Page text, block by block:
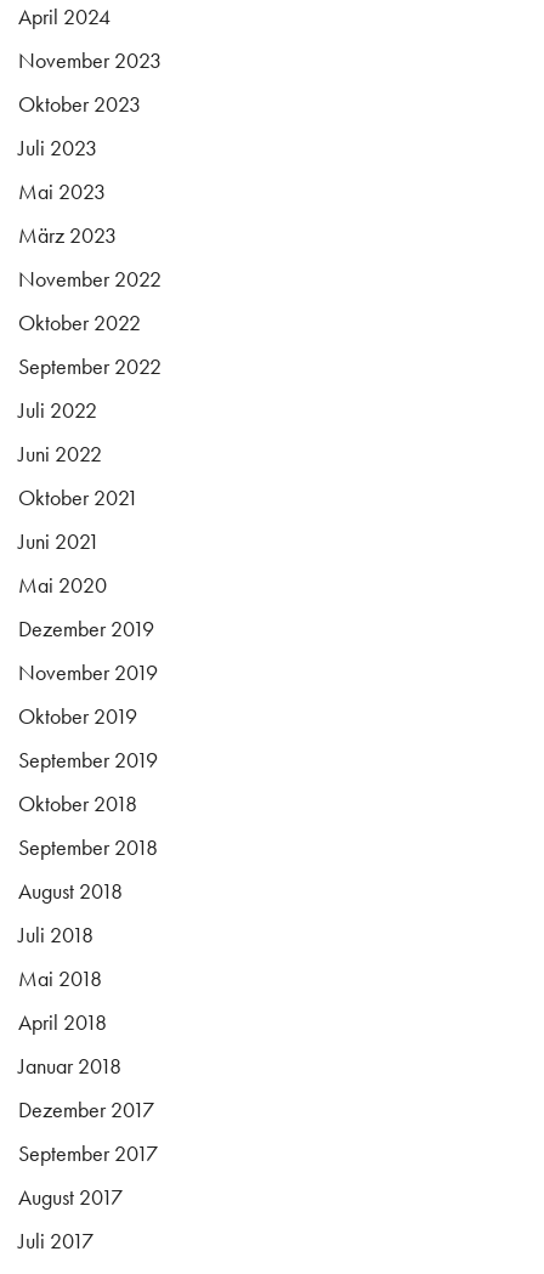
April 2024
November 2023
Oktober 2023
Juli 2023
Mai 2023
März 2023
November 2022
Oktober 2022
September 2022
Juli 2022
Juni 2022
Oktober 2021
Juni 2021
Mai 2020
Dezember 2019
November 2019
Oktober 2019
September 2019
Oktober 2018
September 2018
August 2018
Juli 2018
Mai 2018
April 2018
Januar 2018
Dezember 2017
September 2017
August 2017
Juli 2017